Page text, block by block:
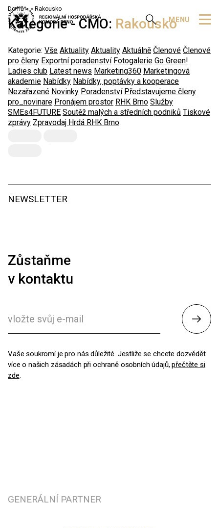
Zobrazit vyhledávání
MENU
Domů » Rakousko
Kategorie - CMO: Rakousko
Kategorie: Vše Aktuality Aktuality Aktuálně Členové Členové
pro členy Exportní poradenství Fotogalerie Go Green!
Ladies club Latest news Marketing360 Marketingová
akademie Nabídky Nabídky, poptávky a kooperace
Nezařazené Novinky Poradenství Představujeme členy
pro_novinare Pronájem prostor RHK Brno Služby
SMEs4FUTURE Soutěž malých a středních podniků Tiskové
zprávy Zpravodaj Hrdá RHK Brno
NEWSLETTER
Zůstaňme
v kontaktu
Vaše soukromí je pro nás důležité. Jestliže se chcete dozvědět
více o našich zásadách při ochraně osobních údajů,přečtěte si
zde.
GENERÁLNÍ PARTNER